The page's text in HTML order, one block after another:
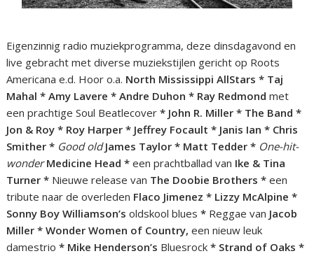
Eigenzinnig radio muziekprogramma, deze dinsdagavond en
live gebracht met diverse muziekstijlen gericht op Roots
Americana e.d. Hoor o.a. North Mississippi AllStars * Taj
Mahal * Amy Lavere * Andre Duhon * Ray Redmondmet
een prachtige Soul Beatlecover * John R. Miller * The Band *
Jon & Roy * Roy Harper * Jeffrey Focault * Janis Ian * Chris
Smither * Good oldJames Taylor * Matt Tedder * One-hit-
wonderMedicine Head *een prachtballad van Ike & Tina
Turner * Nieuwe release van The Doobie Brothers *een
tribute naar de overleden Flaco Jimenez * Lizzy McAlpine *
Sonny Boy Williamson’soldskool blues* Reggae van Jacob
Miller * Wonder Women of Country,een nieuw leuk
damestrio * Mike Henderson’s Bluesrock* Strand of Oaks *